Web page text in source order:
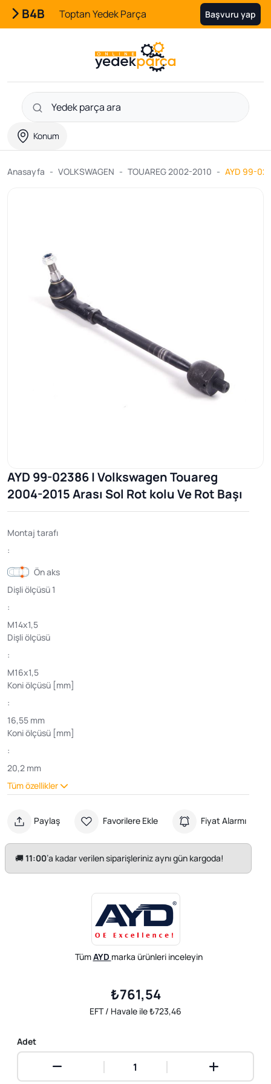
B4B Toptan Yedek Parça Başvuru yap
Konum
Anasayfa VOLKSWAGEN TOUAREG 2002-2010 AYD 99-
AYD 99-02386 | Volkswagen Touareg
2004-2015 Arası Sol Rot kolu Ve Rot Başı
Montaj tarafı
:
Ön aks
Dişli ölçüsü 1
:
M14x1,5
Dişli ölçüsü
:
M16x1,5
Koni ölçüsü [mm]
:
16,55 mm
Koni ölçüsü [mm]
:
20,2 mm
Tüm özellikler
Paylaş Favorilere Ekle Fiyat Alarmı
🚚11:00’a kadar verilen siparişleriniz aynı gün kargoda!
TümAYD marka ürünleri inceleyin
₺761,54
EFT / Havale ile ₺723,46
Adet